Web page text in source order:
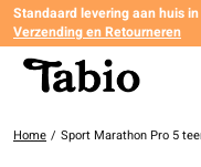
Standaard levering aan huis
Verzending en Retourneren
Home / Sport Marathon Pro 5